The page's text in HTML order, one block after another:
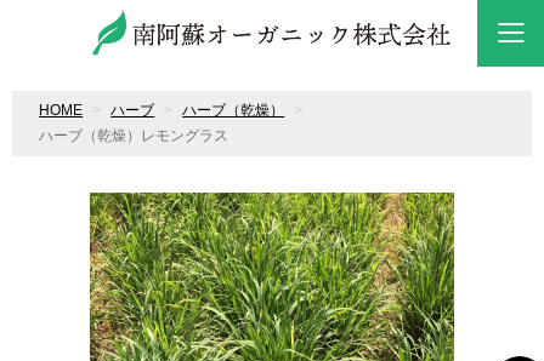
HOME ハーブ
ハーブ（乾燥）
ハーブ（乾燥）レモングラス